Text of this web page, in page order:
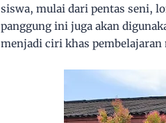
siswa, mulai dari pentas seni,
panggung ini juga akan
menjadi ciri khas pembelajaran